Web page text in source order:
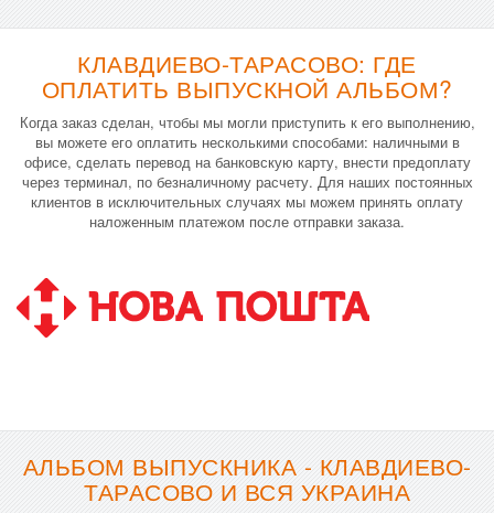
КЛАВДИЕВО-ТАРАСОВО: ГДЕ
ОПЛАТИТЬ ВЫПУСКНОЙ АЛЬБОМ?
Когда заказ сделан, чтобы мы могли приступить к его выполнению,
вы можете его оплатить несколькими способами: наличными в
офисе, сделать перевод на банковскую карту, внести предоплату
через терминал, по безналичному расчету. Для наших постоянных
клиентов в исключительных случаях мы можем принять оплату
наложенным платежом после отправки заказа.
АЛЬБОМ ВЫПУСКНИКА - КЛАВДИЕВО-
ТАРАСОВО И ВСЯ УКРАИНА